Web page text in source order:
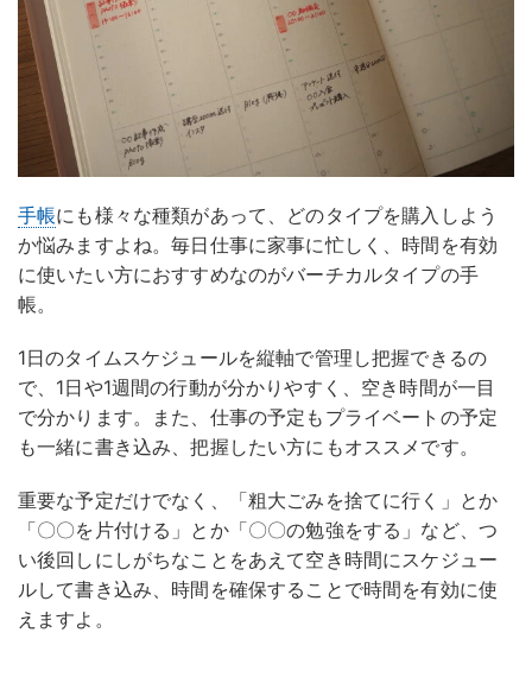
手帳にも様々な種類があって、どのタイプを購入しよう
か悩みますよね。毎日仕事に家事に忙しく、時間を有効
に使いたい方におすすめなのがバーチカルタイプの手
帳。
1日のタイムスケジュールを縦軸で管理し把握できるの
で、1日や1週間の行動が分かりやすく、空き時間が一目
で分かります。また、仕事の予定もプライベートの予定
も一緒に書き込み、把握したい方にもオススメです。
重要な予定だけでなく、「粗大ごみを捨てに行く」とか
「〇〇を片付ける」とか「〇〇の勉強をする」など、つ
い後回しにしがちなことをあえて空き時間にスケジュー
ルして書き込み、時間を確保することで時間を有効に使
えますよ。